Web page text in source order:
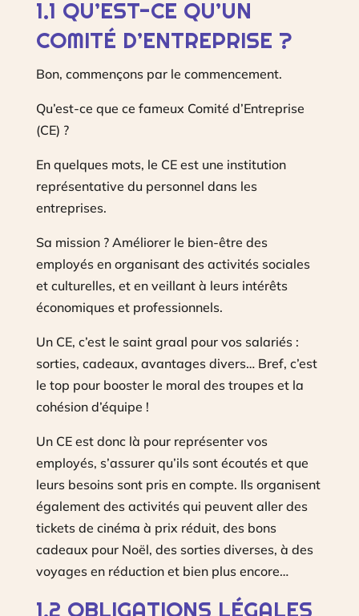
1.1 QU’EST-CE QU’UN
COMITÉ D’ENTREPRISE ?
Bon, commençons par le commencement.
Qu’est-ce que ce fameux Comité d’Entreprise
(CE) ?
En quelques mots, le CE est une institution
représentative du personnel dans les
entreprises.
Sa mission ? Améliorer le bien-être des
employés en organisant des activités sociales
et culturelles, et en veillant à leurs intérêts
économiques et professionnels.
Un CE, c’est le saint graal pour vos salariés :
sorties, cadeaux, avantages divers… Bref, c’est
le top pour booster le moral des troupes et la
cohésion d’équipe !
Un CE est donc là pour représenter vos
employés, s’assurer qu’ils sont écoutés et que
leurs besoins sont pris en compte. Ils organisent
également des activités qui peuvent aller des
tickets de cinéma à prix réduit, des bons
cadeaux pour Noël, des sorties diverses, à des
voyages en réduction et bien plus encore…
1.2 OBLIGATIONS LÉGALES